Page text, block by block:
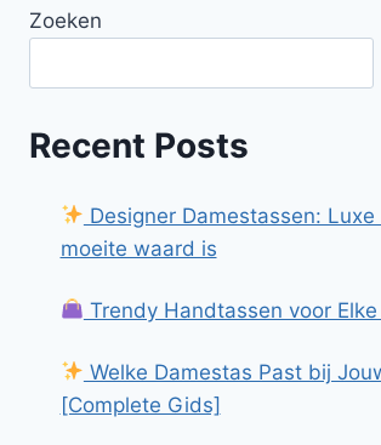
ÉN
PRAKTISCH
Zoeken
Recent Posts
Designer Damestassen:
moeite waard is
Trendy Handtassen voor Elke
Welke Damestas Past bij
[Complete Gids]